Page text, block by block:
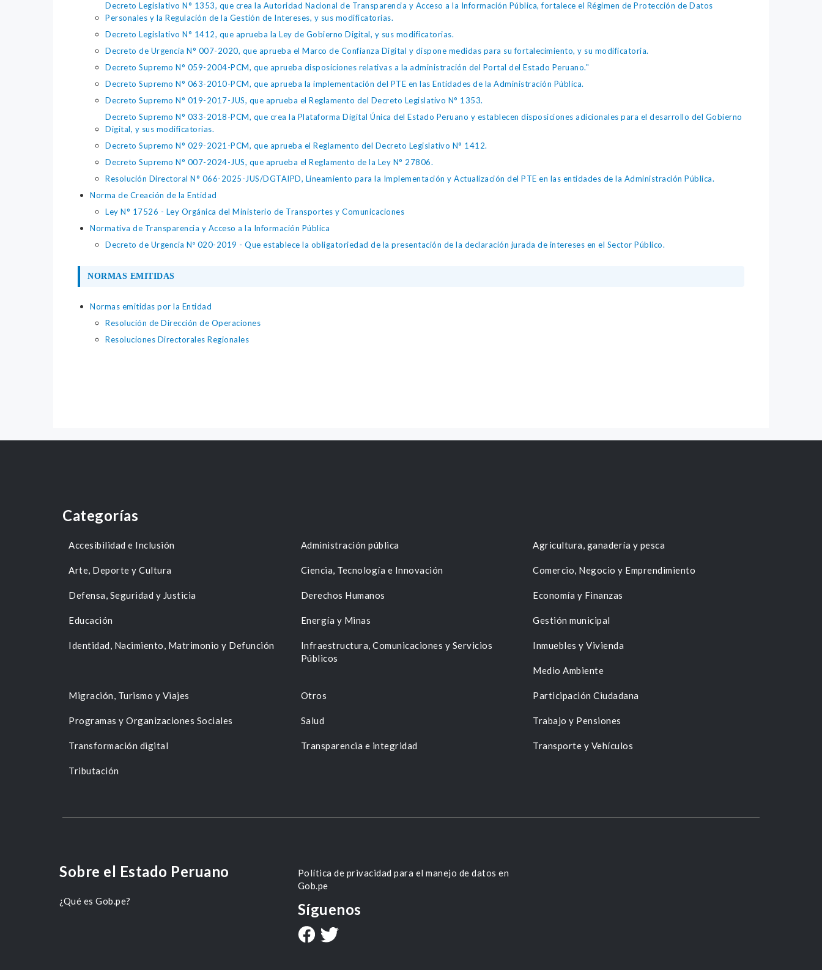
Decreto Legislativo N° 1353, que crea la Autoridad Nacional de Transparencia y Acceso a la Información Pública, fortalece el Régimen de Protección de Datos
Personales y la Regulación de la Gestión de Intereses, y sus modificatorias.
Decreto Legislativo N° 1412, que aprueba la Ley de Gobierno Digital, y sus modificatorias.
Decreto de Urgencia N° 007-2020, que aprueba el Marco de Confianza Digital y dispone medidas para su fortalecimiento, y su modificatoria.
Decreto Supremo N° 059-2004-PCM, que aprueba disposiciones relativas a la administración del Portal del Estado Peruano."
Decreto Supremo N° 063-2010-PCM, que aprueba la implementación del PTE en las Entidades de la Administración Pública.
Decreto Supremo N° 019-2017-JUS, que aprueba el Reglamento del Decreto Legislativo N° 1353.
Decreto Supremo N° 033-2018-PCM, que crea la Plataforma Digital Única del Estado Peruano y establecen disposiciones adicionales para el desarrollo del Gobierno
Digital, y sus modificatorias.
Decreto Supremo N° 029-2021-PCM, que aprueba el Reglamento del Decreto Legislativo N° 1412.
Decreto Supremo N° 007-2024-JUS, que aprueba el Reglamento de la Ley N° 27806.
Resolución Directoral N° 066-2025-JUS/DGTAIPD, Lineamiento para la Implementación y Actualización del PTE en las entidades de la Administración Pública.
Norma de Creación de la Entidad
Ley N° 17526 - Ley Orgánica del Ministerio de Transportes y Comunicaciones
Normativa de Transparencia y Acceso a la Información Pública
Decreto de Urgencia Nº 020-2019 - Que establece la obligatoriedad de la presentación de la declaración jurada de intereses en el Sector Público.
NORMAS EMITIDAS
Normas emitidas por la Entidad
Resolución de Dirección de Operaciones
Resoluciones Directorales Regionales
Categorías
Accesibilidad e Inclusión Administración pública Agricultura, ganadería y pesca
Arte, Deporte y Cultura Ciencia, Tecnología e Innovación Comercio, Negocio y Emprendimiento
Defensa, Seguridad y Justicia Derechos Humanos Economía y Finanzas
Educación Energía y Minas Gestión municipal
Identidad, Nacimiento, Matrimonio y Defunción
Infraestructura, Comunicaciones y Servicios
Públicos
Inmuebles y Vivienda
Medio Ambiente
Migración, Turismo y Viajes Otros Participación Ciudadana
Programas y Organizaciones Sociales Salud Trabajo y Pensiones
Transformación digital Transparencia e integridad Transporte y Vehículos
Tributación
Sobre el Estado Peruano
¿Qué es Gob.pe?
Política de privacidad para el manejo de datos en
Gob.pe
Síguenos